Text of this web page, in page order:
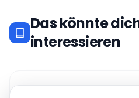
Das könnte
interessieren